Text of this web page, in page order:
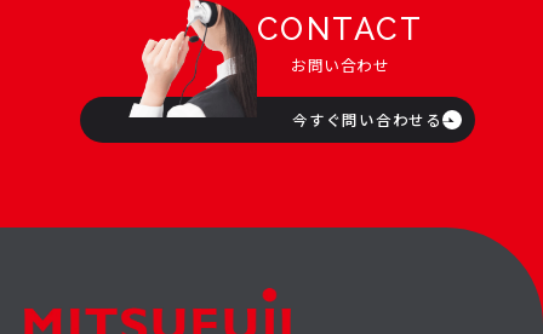
CONTACT
お問い合わせ
今すぐ問い合わせる